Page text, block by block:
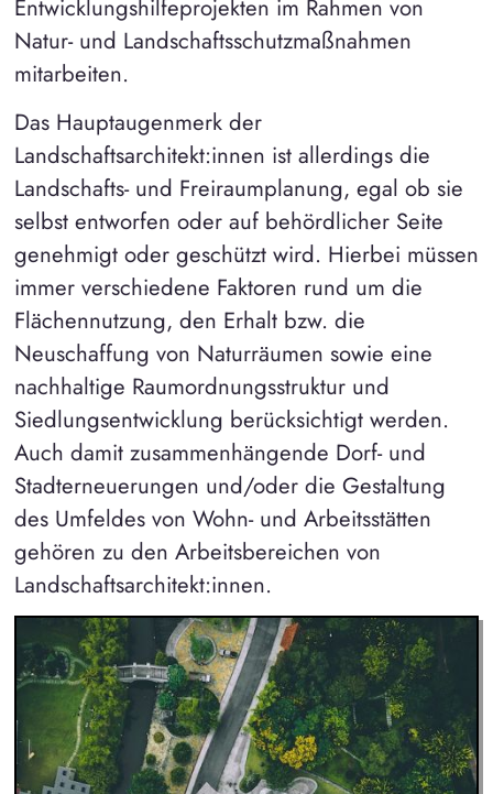
Entwicklungshilfeprojekten im Rahmen von
Natur- und Landschaftsschutzmaßnahmen
mitarbeiten.
Das Hauptaugenmerk der
Landschaftsarchitekt:innen ist allerdings die
Landschafts- und Freiraumplanung, egal ob sie
selbst entworfen oder auf behördlicher Seite
genehmigt oder geschützt wird. Hierbei müssen
immer verschiedene Faktoren rund um die
Flächennutzung, den Erhalt bzw. die
Neuschaffung von Naturräumen sowie eine
nachhaltige Raumordnungsstruktur und
Siedlungsentwicklung berücksichtigt werden.
Auch damit zusammenhängende Dorf- und
Stadterneuerungen und/oder die Gestaltung
des Umfeldes von Wohn- und Arbeitsstätten
gehören zu den Arbeitsbereichen von
Landschaftsarchitekt:innen.